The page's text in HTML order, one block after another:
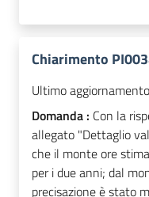
Chiarimento
Ultimo
Domanda : Con la
allegato "Dettaglio
che il monte ore
per i due anni; dal
precisazione è stato